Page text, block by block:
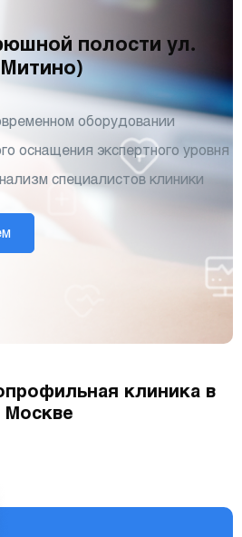
полости ул.
оборудовании
оснащения экспертного уровня
специалистов клиники
клиника в
Москве